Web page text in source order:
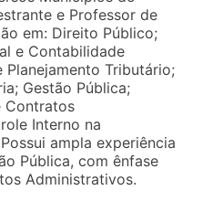
e Professor de
em: Direito Público;
e Contabilidade
Planejamento Tributário;
Gestão Pública;
Contratos
Interno na
ampla experiência
Pública, com ênfase
Administrativos.